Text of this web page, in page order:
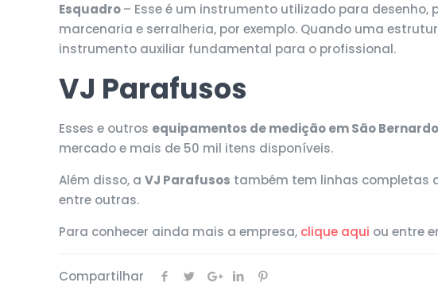
Esquadro– Esse é um instrumento utilizado para
marcenaria e serralheria, por exemplo. Quando uma
instrumento auxiliar fundamental para o profissional.
VJ Parafusos
Esses e outros equipamentos de medição em São
mercado e mais de 50 mil itens disponíveis.
Além disso, aVJ Parafusos também tem linhas completas
entre outras.
Para conhecer ainda mais a empresa, clique aqui ou entre
Compartilhar